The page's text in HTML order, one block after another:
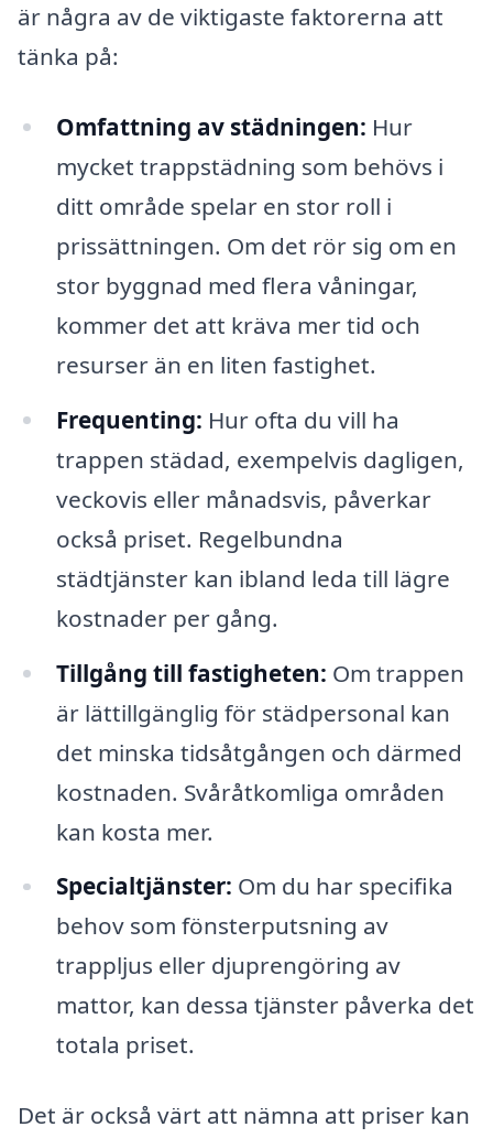
är några av de viktigaste faktorerna att
tänka på:
Omfattning av städningen: Hur
mycket trappstädning som behövs i
ditt område spelar en stor roll i
prissättningen. Om det rör sig om en
stor byggnad med flera våningar,
kommer det att kräva mer tid och
resurser än en liten fastighet.
Frequenting: Hur ofta du vill ha
trappen städad, exempelvis dagligen,
veckovis eller månadsvis, påverkar
också priset. Regelbundna
städtjänster kan ibland leda till lägre
kostnader per gång.
Tillgång till fastigheten: Om trappen
är lättillgänglig för städpersonal kan
det minska tidsåtgången och därmed
kostnaden. Svåråtkomliga områden
kan kosta mer.
Specialtjänster: Om du har specifika
behov som fönsterputsning av
trappljus eller djuprengöring av
mattor, kan dessa tjänster påverka det
totala priset.
Det är också värt att nämna att priser kan